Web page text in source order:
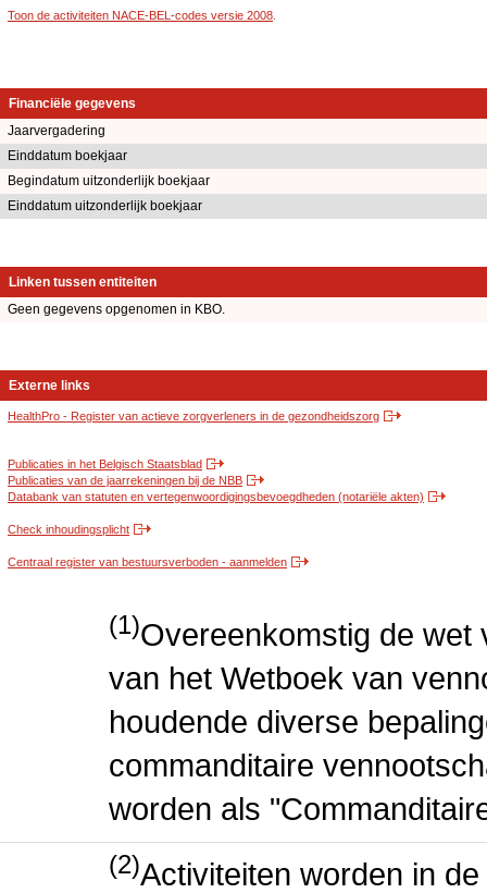
Toon de activiteiten NACE-BEL-codes versie 2008
Financiële gegevens
Jaarvergadering
Einddatum boekjaar
Begindatum uitzonderlijk boekjaar
Einddatum uitzonderlijk boekjaar
Linken tussen entiteiten
Geen gegevens opgenomen in KBO.
Externe links
HealthPro - Register van actieve zorgverleners in de gezondheidszorg
Publicaties in het Belgisch Staatsblad
Publicaties van de jaarrekeningen bij de NBB
Databank van statuten en vertegenwoordigingsbevoegdheden (notariële akten)
Check inhoudingsplicht
Centraal register van bestuursverboden - aanmelden
(1)Overeenkomstig de wet
van het Wetboek van
houdende diverse
commanditaire
worden als
(2)Activiteiten worden in